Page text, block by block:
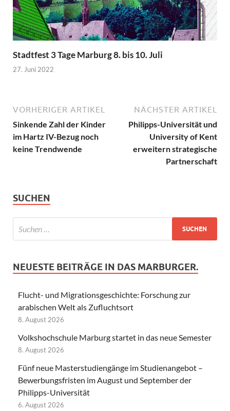
Stadtfest 3 Tage Marburg 8. bis 10. Juli
27. Juni 2022
VORHERIGER ARTIKEL
Sinkende Zahl der Kinder
im Hartz IV-Bezug noch
keine Trendwende
NÄCHSTER ARTIKEL
Philipps-Universität und
University of Kent
erweitern strategische
Partnerschaft
SUCHEN
NEUESTE BEITRÄGE IN DAS MARBURGER.
Flucht- und Migrationsgeschichte: Forschung zur
arabischen Welt als Zufluchtsort
8. August 2026
Volkshochschule Marburg startet in das neue Semester
8. August 2026
Fünf neue Masterstudiengänge im Studienangebot –
Bewerbungsfristen im August und September der
Philipps-Universität
6. August 2026